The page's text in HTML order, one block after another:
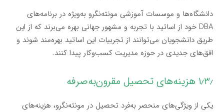
دانشگاه‌ها و موسسات آموزشی مونته‌نگرو به‌ویژه در برنامه‌های
DBA خود از اساتید با تجربه و مشهور جهانی بهره می‌برند که از این
طریق دانشجویان می‌توانند از تجربیات این اساتید بهره‌مند شوند و
افق‌های جدیدی در حوزه مدیریت کسب‌وکار پیدا کنند.
۱٫۳٫ هزینه‌های تحصیل مقرون‌به‌صرفه
یکی از ویژگی‌های منحصر به‌فرد تحصیل در مونته‌نگرو، هزینه‌های